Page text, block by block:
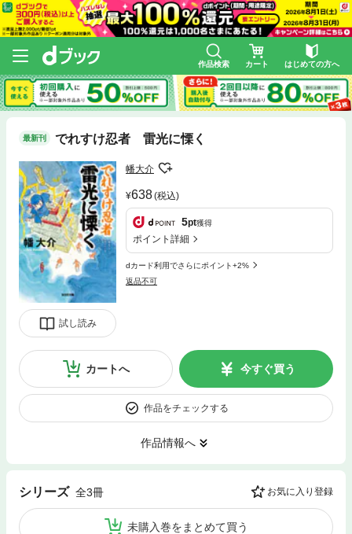
作品検索 カート はじめての方へ
最新刊 でれすけ忍者 雷光に慄く
試し読み
幡大介
638(税込)
5pt獲得
ポイント詳細
dカード利用でさらにポイント+2%
返品不可
カートへ 今すぐ買う
作品をチェックする
作品情報へ
シリーズ 全3冊 お気に入り登録
未購入巻をまとめて買う